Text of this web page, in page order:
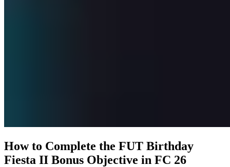
How to Complete the FUT Birthday
Fiesta II Bonus Objective in FC 26